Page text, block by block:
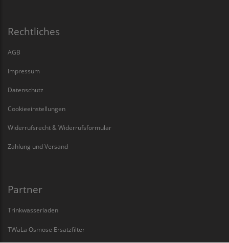
Rechtliches
AGB
Impressum
Datenschutz
Cookieeinstellungen
Widerrufsrecht & Widerrufsformular
Zahlung und Versand
Partner
Trinkwasserladen
TWaLa Osmose Ersatzfilter